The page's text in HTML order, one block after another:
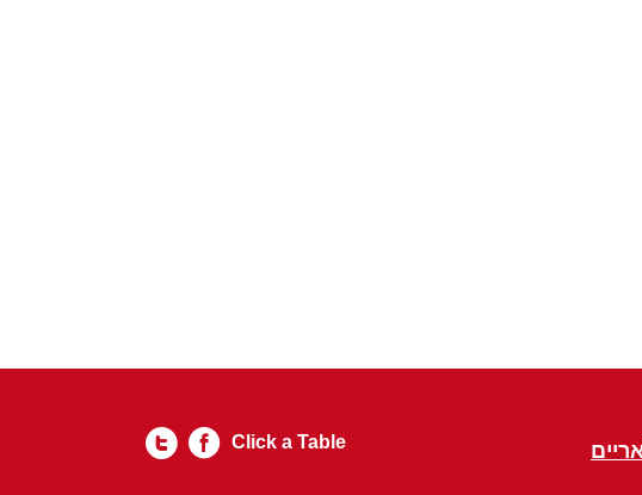
Click a Table